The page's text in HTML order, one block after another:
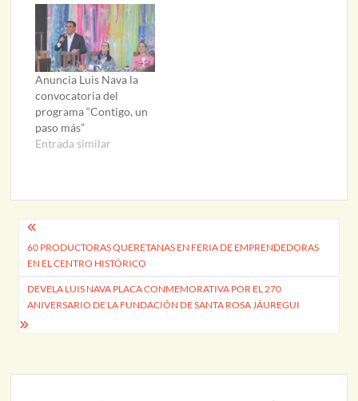
Anuncia Luis Nava la
convocatoria del
programa “Contigo, un
paso más”
Entrada similar
Navegación
de
entradas
60 PRODUCTORAS QUERETANAS EN FERIA DE EMPRENDEDORAS
EN EL CENTRO HISTÓRICO
DEVELA LUIS NAVA PLACA CONMEMORATIVA POR EL 270
ANIVERSARIO DE LA FUNDACIÓN DE SANTA ROSA JÁUREGUI